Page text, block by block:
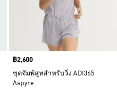
Price
฿2,600
ชุดจัมพ์สูทสำหรับวิ่ง ADI365
Aspyre